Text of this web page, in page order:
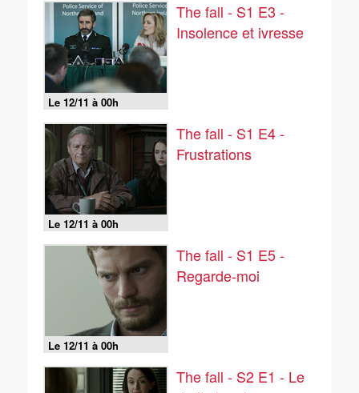
Le 12/11 à 00h
The fall - S1 E3 -
Insolence et ivresse
Le 12/11 à 00h
The fall - S1 E4 -
Frustrations
Le 12/11 à 00h
The fall - S1 E5 -
Regarde-moi
The fall - S2 E1 - Le